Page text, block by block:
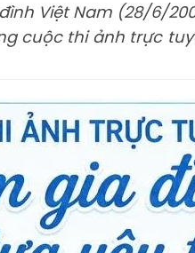
Việt Nam (28/6/
cuộc thi ảnh trực